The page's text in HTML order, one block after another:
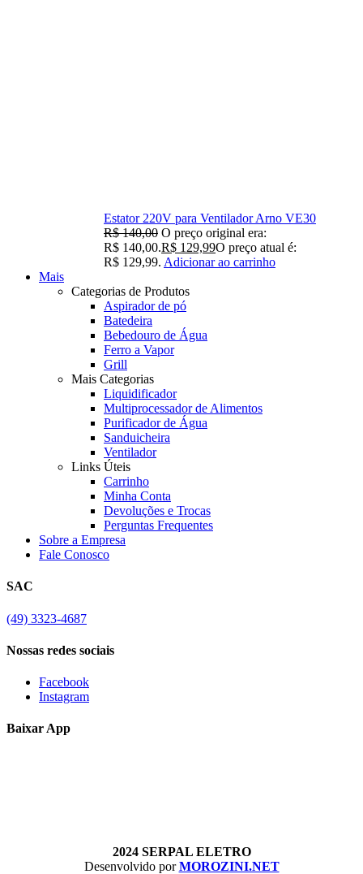
Estator 220V para Ventilador Arno VE30
R$140,00 O preço original era:
R$ 140,00.R$ 129,99O preço atual é:
R$ 129,99. Adicionar ao carrinho
Mais
Categorias de Produtos
Aspirador de pó
Batedeira
Bebedouro de Água
Ferro a Vapor
Grill
Mais Categorias
Liquidificador
Multiprocessador de Alimentos
Purificador de Água
Sanduicheira
Ventilador
Links Úteis
Carrinho
Minha Conta
Devoluções e Trocas
Perguntas Frequentes
Sobre a Empresa
Fale Conosco
SAC
(49) 3323-4687
Nossas redes sociais
Facebook
Instagram
Baixar App
2024 SERPAL ELETRO
Desenvolvido porMOROZINI.NET